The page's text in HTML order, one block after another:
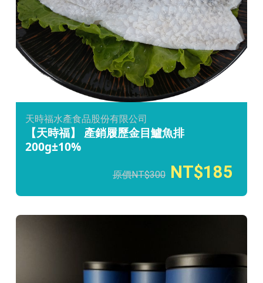
天時福水產食品股份有限公司
【天時福】 產銷履歷金目鱸魚排
200g±10%
300 185